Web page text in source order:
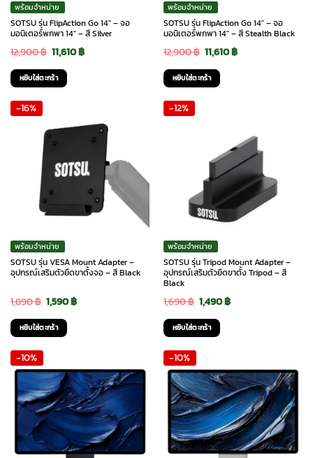
พร้อมจำหน่าย
SOTSU รุ่น FlipAction Go 14″ – จอ
มอนิเตอร์พกพา 14″ – สี Silver
12,900฿ Original
price
was:
11,610฿Current
หยิบใส่ตะกร้า
พร้อมจำหน่าย
SOTSU รุ่น FlipAction Go 14″ – จอ
มอนิเตอร์พกพา 14″ – สี Stealth Black
12,900฿ Original
price
was:
11,610฿Current
หยิบใส่ตะกร้า
-16%
พร้อมจำหน่าย
SOTSU รุ่น VESA Mount Adapter –
อุปกรณ์เสริมตัวยึดขาตั้งจอ – สี Black
1,890฿ Original
price
was:
1,590฿Current
หยิบใส่ตะกร้า
-12%
พร้อมจำหน่าย
SOTSU รุ่น Tripod Mount Adapter –
อุปกรณ์เสริมตัวยึดขาตั้ง Tripod – สี
Black
1,690฿ Original
price
was:
1,490฿Current
หยิบใส่ตะกร้า
-10% -10%